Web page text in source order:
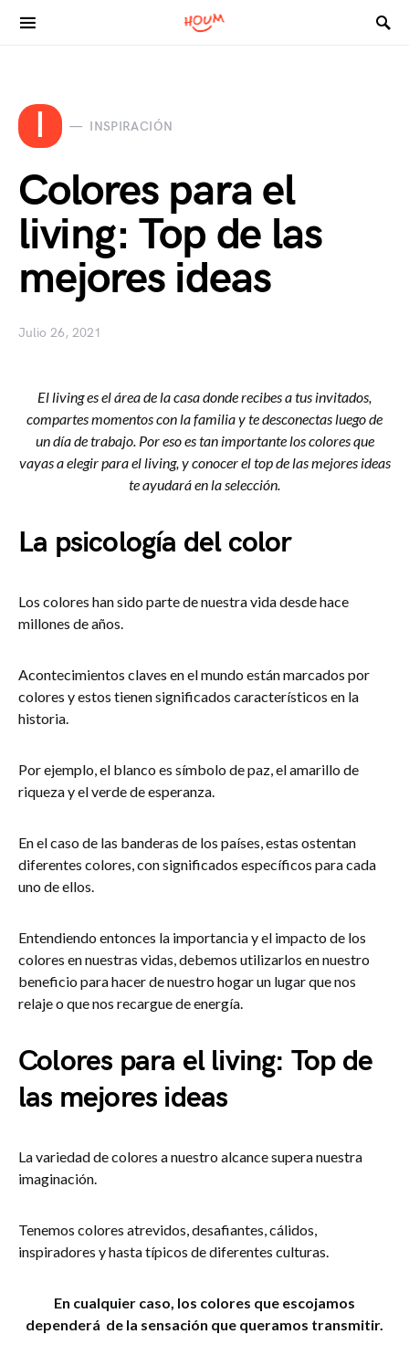
Search for:
I INSPIRACIÓN
Colores para el
living: Top de las
mejores ideas
Julio 26, 2021
El living es el área de la casa donde recibes a tus invitados,
compartes momentos con la familia y te desconectas luego de
un día de trabajo. Por eso es tan importante los colores que
vayas a elegir para el living, y conocer el top de las mejores ideas
te ayudará en la selección.
La psicología del color
Los colores han sido parte de nuestra vida desde hace
millones de años.
Acontecimientos claves en el mundo están marcados por
colores y estos tienen significados característicos en la
historia.
Por ejemplo, el blanco es símbolo de paz, el amarillo de
riqueza y el verde de esperanza.
En el caso de las banderas de los países, estas ostentan
diferentes colores, con significados específicos para cada
uno de ellos.
Entendiendo entonces la importancia y el impacto de los
colores en nuestras vidas, debemos utilizarlos en nuestro
beneficio para hacer de nuestro hogar un lugar que nos
relaje o que nos recargue de energía.
Colores para el living: Top de
las mejores ideas
La variedad de colores a nuestro alcance supera nuestra
imaginación.
Tenemos colores atrevidos, desafiantes, cálidos,
inspiradores y hasta típicos de diferentes culturas.
En cualquier caso, los colores que escojamos
dependerá de la sensación que queramos transmitir.